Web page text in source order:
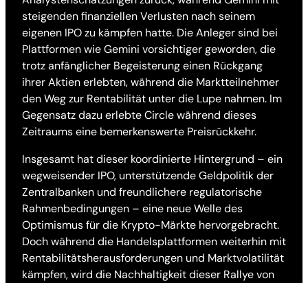
steigenden finanziellen Verlusten nach seinem
eigenen IPO zu kämpfen hatte. Die Anleger sind bei
Plattformen wie Gemini vorsichtiger geworden, die
trotz anfänglicher Begeisterung einen Rückgang
ihrer Aktien erlebten, während die Marktteilnehmer
den Weg zur Rentabilität unter die Lupe nahmen. Im
Gegensatz dazu erlebte Circle während dieses
Zeitraums eine bemerkenswerte Preisrückkehr.
Insgesamt hat dieser koordinierte Hintergrund – ein
wegweisender IPO, unterstützende Geldpolitik der
Zentralbanken und freundlichere regulatorische
Rahmenbedingungen – eine neue Welle des
Optimismus für die Krypto-Märkte hervorgebracht.
Doch während die Handelsplattformen weiterhin mit
Rentabilitätsherausforderungen und Marktvolatilität
kämpfen, wird die Nachhaltigkeit dieser Rallye von